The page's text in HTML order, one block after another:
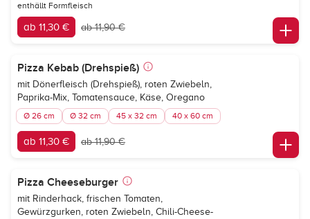
enthällt Formfleisch
ab 11,30 € ab 11,90 €
Pizza Kebab (Drehspieß)
mit Dönerfleisch (Drehspieß), roten Zwiebeln,
Paprika-Mix, Tomatensauce, Käse, Oregano
Ø 26 cm Ø 32 cm 45 x 32 cm 40 x 60 cm
ab 11,30 € ab 11,90 €
Pizza Cheeseburger
mit Rinderhack, frischen Tomaten,
Gewürzgurken, roten Zwiebeln, Chili-Cheese-